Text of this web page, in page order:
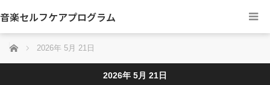
音楽セルフケアプログラム
ホーム 2026年 5月 21日
2026年 5月 21日